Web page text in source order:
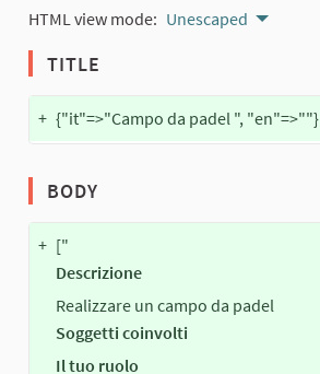
HTML view mode: Unescaped
TITLE
+ {"it"=>"Campo da padel ", "en"=>""}
BODY
+ ["
Descrizione
Realizzare un campo da padel
Soggetti coinvolti
Il tuo ruolo